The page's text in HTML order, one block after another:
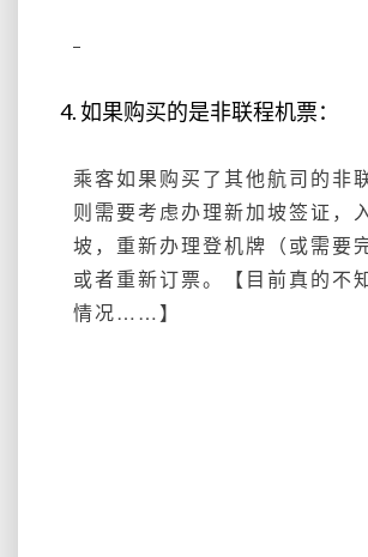
4. 如果购买的是非联程机票：
乘客如果购买了其他航司的非
则需要考虑办理新加坡签证，
坡，重新办理登机牌（或需要
或者重新订票。【目前真的不
情况……】